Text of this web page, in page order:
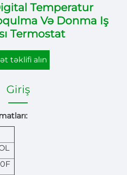
Temperatur
Və Donma Iş
Termostat
təklifi alın
Giriş